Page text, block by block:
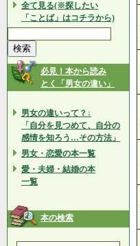
全て見る(※探したい
「ことば」はコチラから)
必見！本から読み
とく「男女の違い」
男女の違いって？↓
「自分を見つめて、自分の
感情を知ろう…その方法」
男女・恋愛の本一覧
愛・夫婦・結婚の本
一覧
本の検索